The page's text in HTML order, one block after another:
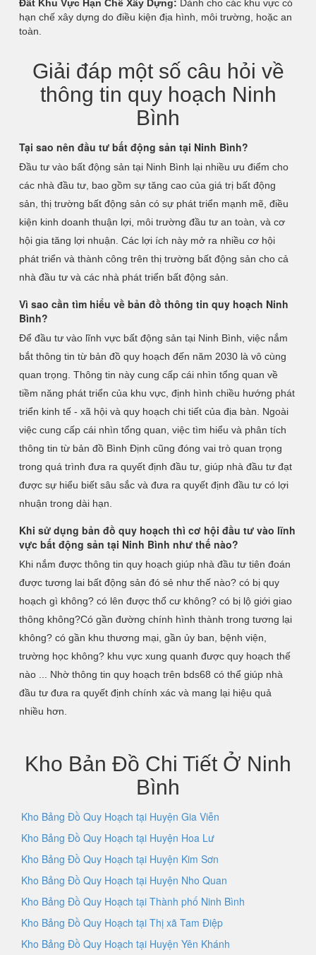
Đất Khu Vực Hạn Chế Xây Dựng: Dành cho các khu vực có
hạn chế xây dựng do điều kiện địa hình, môi trường, hoặc an
toàn.
Giải đáp một số câu hỏi về
thông tin quy hoạch Ninh
Bình
Tại sao nên đầu tư bất động sản tại Ninh Bình?
Đầu tư vào bất động sản tại Ninh Bình lại nhiều ưu điểm cho
các nhà đầu tư, bao gồm sự tăng cao của giá trị bất động
sản, thị trường bất động sản có sự phát triển mạnh mẽ, điều
kiện kinh doanh thuận lợi, môi trường đầu tư an toàn, và cơ
hội gia tăng lợi nhuận. Các lợi ích này mở ra nhiều cơ hội
phát triển và thành công trên thị trường bất động sản cho cả
nhà đầu tư và các nhà phát triển bất động sản.
Vì sao cần tìm hiểu về bản đồ thông tin quy hoạch Ninh
Bình?
Để đầu tư vào lĩnh vực bất động sản tại Ninh Bình, việc nắm
bắt thông tin từ bản đồ quy hoạch đến năm 2030 là vô cùng
quan trọng. Thông tin này cung cấp cái nhìn tổng quan về
tiềm năng phát triển của khu vực, định hình chiều hướng phát
triển kinh tế - xã hội và quy hoạch chi tiết của địa bàn. Ngoài
việc cung cấp cái nhìn tổng quan, việc tìm hiểu và phân tích
thông tin từ bản đồ Bình Định cũng đóng vai trò quan trọng
trong quá trình đưa ra quyết định đầu tư, giúp nhà đầu tư đạt
được sự hiểu biết sâu sắc và đưa ra quyết định đầu tư có lợi
nhuận trong dài hạn.
Khi sử dụng bản đồ quy hoạch thì cơ hội đầu tư vào lĩnh
vực bất động sản tại Ninh Bình như thế nào?
Khi nắm được thông tin quy hoạch giúp nhà đầu tư tiên đoán
được tương lai bất động sản đó sẻ như thế nào? có bị quy
hoạch gì không? có lên được thổ cư không? có bị lộ giới giao
thông không?Có gần đường chính hình thành trong tương lại
không? có gần khu thương mại, gần ủy ban, bệnh viện,
trường học không? khu vực xung quanh được quy hoạch thế
nào ... Nhờ thông tin quy hoạch trên bds68 có thể giúp nhà
đầu tư đưa ra quyết định chính xác và mang lại hiệu quả
nhiều hơn.
Kho Bản Đồ Chi Tiết Ở Ninh
Bình
Kho Bảng Đồ Quy Hoạch tại Huyện Gia Viễn
Kho Bảng Đồ Quy Hoạch tại Huyện Hoa Lư
Kho Bảng Đồ Quy Hoạch tại Huyện Kim Sơn
Kho Bảng Đồ Quy Hoạch tại Huyện Nho Quan
Kho Bảng Đồ Quy Hoạch tại Thành phố Ninh Bình
Kho Bảng Đồ Quy Hoạch tại Thị xã Tam Điệp
Kho Bảng Đồ Quy Hoạch tại Huyện Yên Khánh